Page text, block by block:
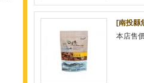
[南投縣
本店售